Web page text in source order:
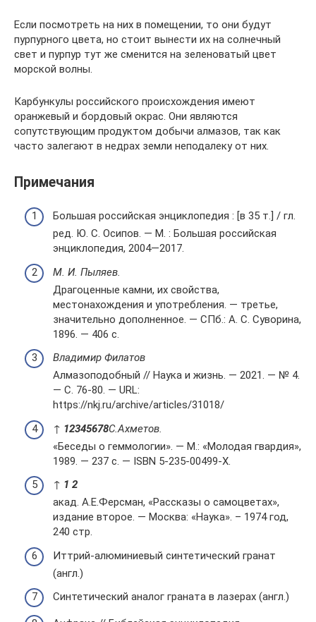
Если посмотреть на них в помещении, то они будут
пурпурного цвета, но стоит вынести их на солнечный
свет и пурпур тут же сменится на зеленоватый цвет
морской волны.
Карбункулы российского происхождения имеют
оранжевый и бордовый окрас. Они являются
сопутствующим продуктом добычи алмазов, так как
часто залегают в недрах земли неподалеку от них.
Примечания
Большая российская энциклопедия : [в 35 т.] / гл.
ред. Ю. С. Осипов. — М. : Большая российская
энциклопедия, 2004—2017.
М. И. Пыляев.
Драгоценные камни, их свойства,
местонахождения и употребления. — третье,
значительно дополненное. — СПб.: А. С. Суворина,
1896. — 406 с.
Владимир Филатов
Алмазоподобный // Наука и жизнь. — 2021. — № 4.
— С. 76-80. — URL:
https://nkj.ru/archive/articles/31018/
↑ 12345678С.Ахметов.
«Беседы о геммологии». — М.: «Молодая гвардия»,
1989. — 237 с. — ISBN 5-235-00499-X.
↑ 1 2
акад. А.Е.Ферсман, «Рассказы о самоцветах»,
издание второе. — Москва: «Наука». – 1974 год,
240 стр.
Иттрий-алюминиевый синтетический гранат
(англ.)
Синтетический аналог граната в лазерах (англ.)